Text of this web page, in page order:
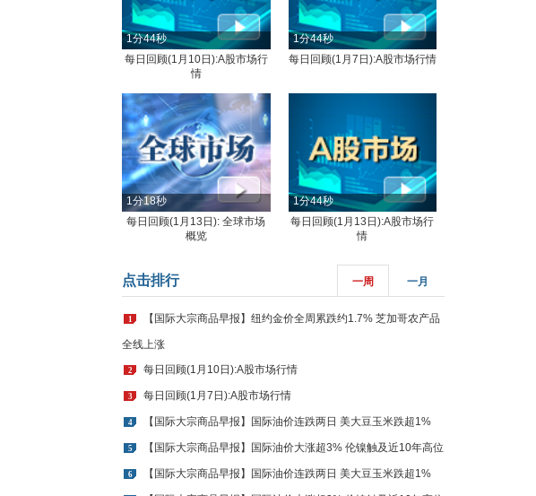
1分44秒
每日回顾(1月10日):A股市场行
情
1分44秒
每日回顾(1月7日):A股市场行情
1分18秒
每日回顾(1月13日): 全球市场
概览
1分44秒
每日回顾(1月13日):A股市场行
情
点击排行 一周 一月
1 【国际大宗商品早报】纽约金价全周累跌约1.7% 芝加哥农产品
全线上涨
2 每日回顾(1月10日):A股市场行情
3 每日回顾(1月7日):A股市场行情
4 【国际大宗商品早报】国际油价连跌两日 美大豆玉米跌超1%
5 【国际大宗商品早报】国际油价大涨超3% 伦镍触及近10年高位
6 【国际大宗商品早报】国际油价连跌两日 美大豆玉米跌超1%